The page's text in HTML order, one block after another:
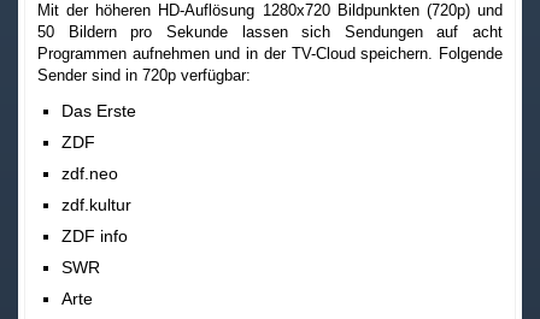
Mit der höheren HD-Auflösung 1280x720 Bildpunkten (720p) und
50 Bildern pro Sekunde lassen sich Sendungen auf acht
Programmen aufnehmen und in der TV-Cloud speichern. Folgende
Sender sind in 720p verfügbar:
Das Erste
ZDF
zdf.neo
zdf.kultur
ZDF info
SWR
Arte